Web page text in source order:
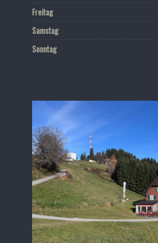
Freitag
Samstag
Sonntag